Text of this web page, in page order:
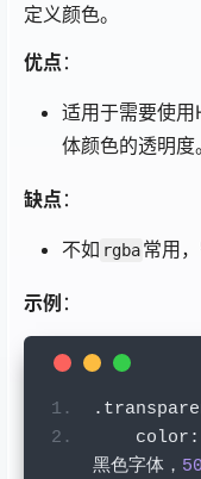
定义颜色。
优点 ：
适用于需要使
体颜色的透明度。
缺点 ：
不如 rgba常用
示例 ：
.
    color
:
黑色字体， 50